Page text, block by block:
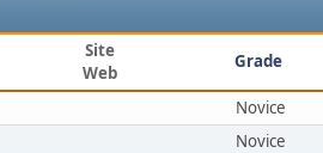
Site
Web
Grade
Novice
Novice